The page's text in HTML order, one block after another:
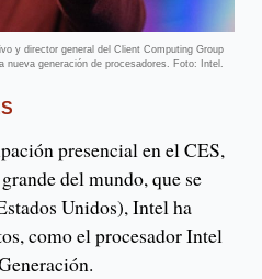
y director general del Client Computing Group
nueva generación de procesadores. Foto: Intel.
presencial en el CES,
del mundo, que se
Unidos), Intel ha
como el procesador Intel